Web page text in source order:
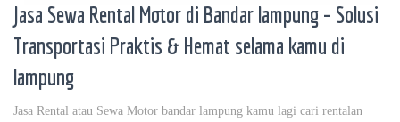
Jasa Sewa Rental Motor di Bandar lampung – Solusi
Transportasi Praktis & Hemat selama kamu di
lampung
Jasa Rental atau Sewa Motor bandar lampung kamu lagi cari rentalan